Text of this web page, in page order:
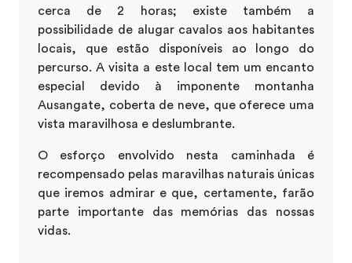
cerca de 2 horas; existe também a
possibilidade de alugar cavalos aos habitantes
locais, que estão disponíveis ao longo do
percurso. A visita a este local tem um encanto
especial devido à imponente montanha
Ausangate, coberta de neve, que oferece uma
vista maravilhosa e deslumbrante.
O esforço envolvido nesta caminhada é
recompensado pelas maravilhas naturais únicas
que iremos admirar e que, certamente, farão
parte importante das memórias das nossas
vidas.